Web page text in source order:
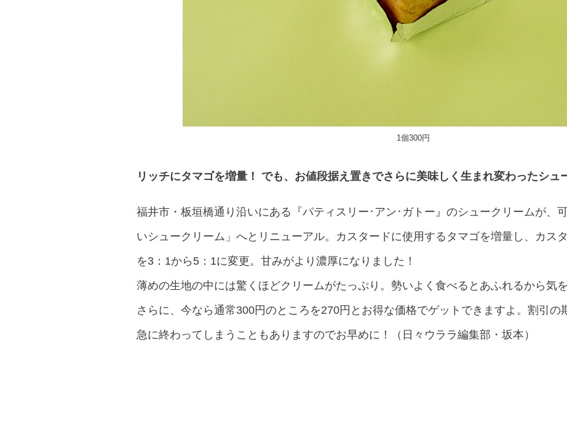
1個300円
リッチにタマゴを増量！ でも、お値段据え置きでさらに美味しく生まれ変わったシュ
福井市・板垣橋通り沿いにある『パティスリー･アン･ガトー』のシュークリームが、
いシュークリーム」へとリニューアル。カスタードに使用するタマゴを増量し、カス
を3：1から5：1に変更。甘みがより濃厚になりました！
薄めの生地の中には驚くほどクリームがたっぷり。勢いよく食べるとあふれるから気
さらに、今なら通常300円のところを270円とお得な価格でゲットできますよ。割引の
急に終わってしまうこともありますのでお早めに！（日々ウララ編集部・坂本）